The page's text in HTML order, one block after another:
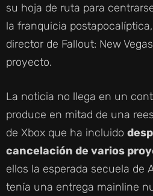
su hoja de ruta para
la franquicia
director de Fallout: New
proyecto.
La noticia no llega en un
produce en mitad de una
de Xbox que ha incluido
cancelación de varios
ellos la esperada secuela de
tenía una entrega mainline